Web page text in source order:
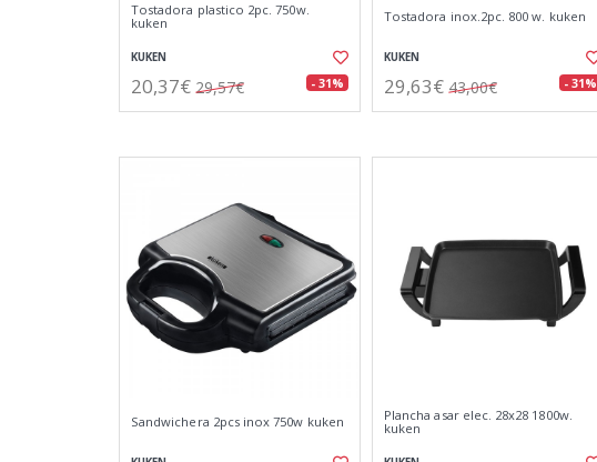
Tostadora plastico 2pc. 750w.
kuken
KUKEN
20,37€ 29,57€ - 31%
Tostadora inox.2pc. 800 w. kuken
KUKEN
29,63€ 43,00€ - 31%
Sandwichera 2pcs inox 750w kuken
Plancha asar elec. 28x28 1800w.
kuken